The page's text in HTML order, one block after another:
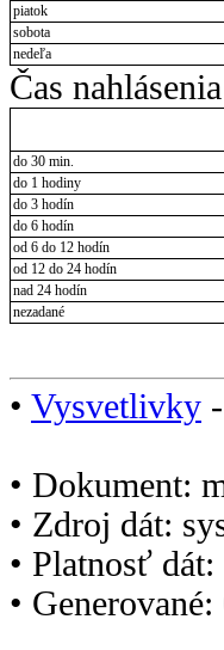
piatok
sobota
nedeľa
Čas
do 30 min.
do 1 hodiny
do 3 hodín
do 6 hodín
od 6 do 12 hodín
od 12 do 24 hodín
nad 24 hodín
nezadané
• Vysvetlivky
• Dokument:
• Zdroj dát:
• Platnosť
•